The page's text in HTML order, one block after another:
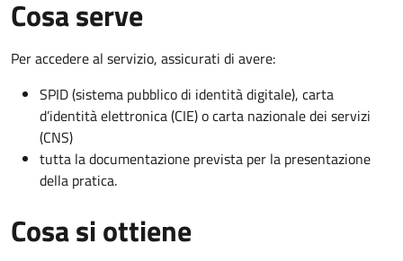
Cosa serve
Per accedere al servizio, assicurati di avere:
SPID (sistema pubblico di identità digitale), carta
d’identità elettronica (CIE) o carta nazionale dei servizi
(CNS)
tutta la documentazione prevista per la presentazione
della pratica.
Cosa si ottiene